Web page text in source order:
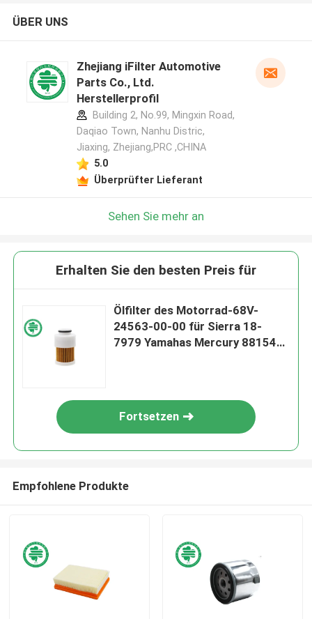
ÜBER UNS
Zhejiang iFilter Automotive
Parts Co., Ltd.
Herstellerprofil
Building 2, No.99, Mingxin Road,
Daqiao Town, Nanhu Distric,
Jiaxing, Zhejiang,PRC ,CHINA
5.0
Überprüfter Lieferant
Sehen Sie mehr an
Erhalten Sie den besten Preis für
Ölfilter des Motorrad-68V-
24563-00-00 für Sierra 18-
7979 Yamahas Mercury 881540
Fortsetzen
Empfohlene Produkte